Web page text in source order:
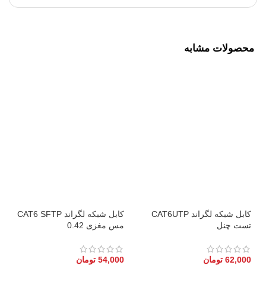
محصولات مشابه
کابل شبکه لگراند CAT6UTP
تست چنل
62,000 تومان
کابل شبکه لگراند CAT6 SFTP
مس مغزی 0.42
54,000 تومان